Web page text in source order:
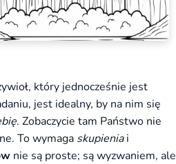
który jednocześnie jest
jest idealny, by na nim się
. Zobaczycie tam Państwo nie
To wymaga skupieniai
nie są proste; są wyzwaniem, ale